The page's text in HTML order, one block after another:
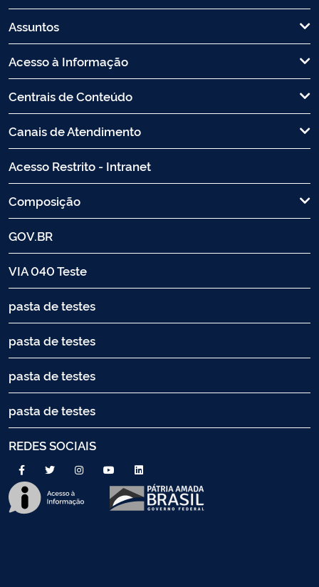
Assuntos
Acesso à Informação
Centrais de Conteúdo
Canais de Atendimento
Acesso Restrito - Intranet
Composição
GOV.BR
VIA 040 Teste
pasta de testes
pasta de testes
pasta de testes
pasta de testes
REDES SOCIAIS